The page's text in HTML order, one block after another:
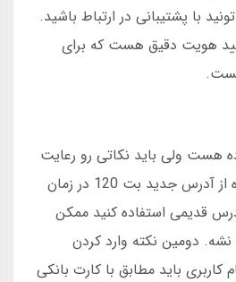
با پشتیبانی در ارتباط باشید.
هویت دقیق هست که برای
در بت 120 ساده هست ولی باید نکاتی رو رعایت
کنید. اولین نکته استفاده از آدرس جدید بت 120 در زمان
قدیمی استفاده کنید ممکن
دومین نکته وارد کردن
باید مطابق با کارت بانکی